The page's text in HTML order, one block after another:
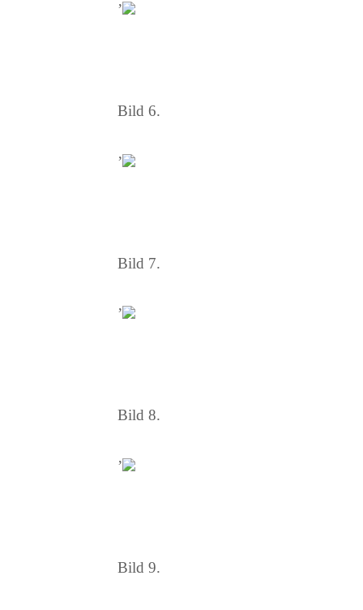
’
Bild 6.
’
Bild 7.
’
Bild 8.
’
Bild 9.